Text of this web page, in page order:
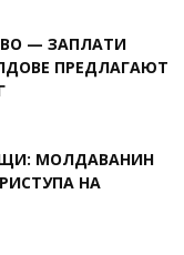
— ЗАПЛАТИ
ПРЕДЛАГАЮТ
МОЛДАВАНИН
НА